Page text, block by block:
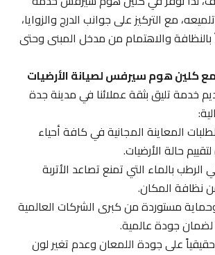
مع التركيز على جوانب الدرج والزوايا،
والاهتمام من مدخل المبنى وحتى
كلين هوم سيرفس لصيانة الأرضيات
تليق بثقة عملائنا في مدينة جدة
المعاينة المجانية في كافة أحياء
حالة الأرضيات.
بالماء التي تمنع تصاعد الأتربة
نظافة المكان.
مستوردة من كبرى الشركات العالمية
جودة عالمية.
على جودة اللمعان وعدم تغير لون